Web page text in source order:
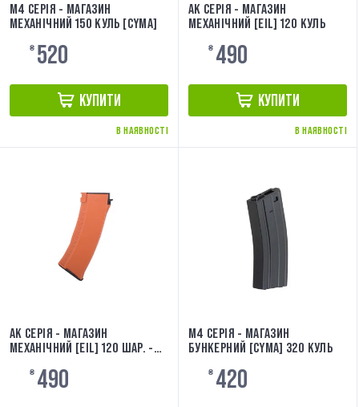
M4 СЕРІЯ - МАГАЗИН
МЕХАНІЧНИЙ 150 КУЛЬ [CYMA]
₴ 520
КУПИТИ
В НАЯВНОСТІ
AK СЕРІЯ - МАГАЗИН
МЕХАНІЧНИЙ [EIL] 120 КУЛЬ
₴ 490
КУПИТИ
В НАЯВНОСТІ
AK СЕРІЯ - МАГАЗИН
МЕХАНІЧНИЙ [EIL] 120 ШАР. -
₴ 490
M4 СЕРІЯ - МАГАЗИН
БУНКЕРНИЙ [CYMA] 320 КУЛЬ
₴ 420